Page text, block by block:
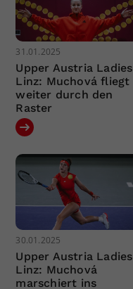
31.01.2025
Upper Austria Ladies
Linz: Muchová fliegt
weiter durch den
Raster
30.01.2025
Upper Austria Ladies
Linz: Muchová
marschiert ins